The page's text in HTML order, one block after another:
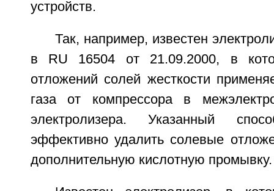
устройств.
Так, например, известен
в RU 16504 от 21.09.2000, в
отложений солей жесткости
газа от компрессора в
электролизера. Указанный
эффективно удалить солевые
дополнительную кислотную промывку.